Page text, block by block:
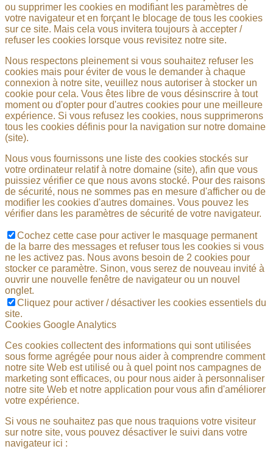
ou supprimer les cookies en modifiant les paramètres de
votre navigateur et en forçant le blocage de tous les cookies
sur ce site. Mais cela vous invitera toujours à accepter /
refuser les cookies lorsque vous revisitez notre site.
Nous respectons pleinement si vous souhaitez refuser les
cookies mais pour éviter de vous le demander à chaque
connexion à notre site, veuillez nous autoriser à stocker un
cookie pour cela. Vous êtes libre de vous désinscrire à tout
moment ou d'opter pour d'autres cookies pour une meilleure
expérience. Si vous refusez les cookies, nous supprimerons
tous les cookies définis pour la navigation sur notre domaine
(site).
Nous vous fournissons une liste des cookies stockés sur
votre ordinateur relatif à notre domaine (site), afin que vous
puissiez vérifier ce que nous avons stocké. Pour des raisons
de sécurité, nous ne sommes pas en mesure d'afficher ou de
modifier les cookies d'autres domaines. Vous pouvez les
vérifier dans les paramètres de sécurité de votre navigateur.
Cochez cette case pour activer le masquage permanent
de la barre des messages et refuser tous les cookies si vous
ne les activez pas. Nous avons besoin de 2 cookies pour
stocker ce paramètre. Sinon, vous serez de nouveau invité à
ouvrir une nouvelle fenêtre de navigateur ou un nouvel
onglet.
Cliquez pour activer / désactiver les cookies essentiels du
site.
Cookies Google Analytics
Ces cookies collectent des informations qui sont utilisées
sous forme agrégée pour nous aider à comprendre comment
notre site Web est utilisé ou à quel point nos campagnes de
marketing sont efficaces, ou pour nous aider à personnaliser
notre site Web et notre application pour vous afin d'améliorer
votre expérience.
Si vous ne souhaitez pas que nous traquions votre visiteur
sur notre site, vous pouvez désactiver le suivi dans votre
navigateur ici :